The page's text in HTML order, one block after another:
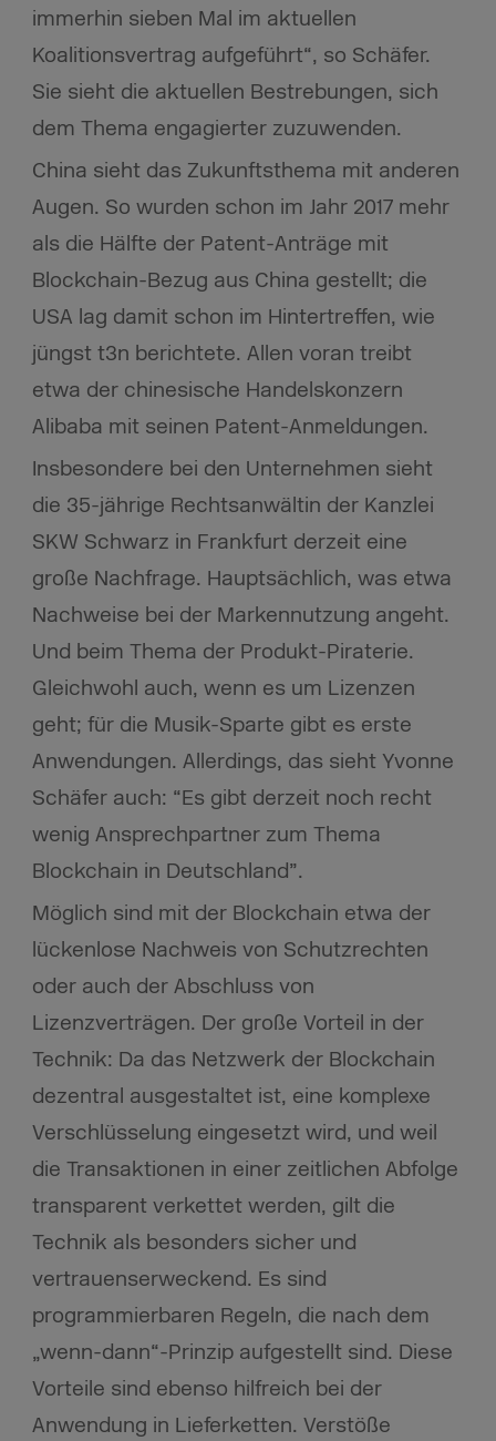
immerhin sieben Mal im aktuellen
Koalitionsvertrag aufgeführt“, so Schäfer.
Sie sieht die aktuellen Bestrebungen, sich
dem Thema engagierter zuzuwenden.
China sieht das Zukunftsthema mit anderen
Augen. So wurden schon im Jahr 2017 mehr
als die Hälfte der Patent-Anträge mit
Blockchain-Bezug aus China gestellt; die
USA lag damit schon im Hintertreffen, wie
jüngst t3n berichtete. Allen voran treibt
etwa der chinesische Handelskonzern
Alibaba mit seinen Patent-Anmeldungen.
Insbesondere bei den Unternehmen sieht
die 35-jährige Rechtsanwältin der Kanzlei
SKW Schwarz in Frankfurt derzeit eine
große Nachfrage. Hauptsächlich, was etwa
Nachweise bei der Markennutzung angeht.
Und beim Thema der Produkt-Piraterie.
Gleichwohl auch, wenn es um Lizenzen
geht; für die Musik-Sparte gibt es erste
Anwendungen. Allerdings, das sieht Yvonne
Schäfer auch: “Es gibt derzeit noch recht
wenig Ansprechpartner zum Thema
Blockchain in Deutschland”.
Möglich sind mit der Blockchain etwa der
lückenlose Nachweis von Schutzrechten
oder auch der Abschluss von
Lizenzverträgen. Der große Vorteil in der
Technik: Da das Netzwerk der Blockchain
dezentral ausgestaltet ist, eine komplexe
Verschlüsselung eingesetzt wird, und weil
die Transaktionen in einer zeitlichen Abfolge
transparent verkettet werden, gilt die
Technik als besonders sicher und
vertrauenserweckend. Es sind
programmierbaren Regeln, die nach dem
„wenn-dann“-Prinzip aufgestellt sind. Diese
Vorteile sind ebenso hilfreich bei der
Anwendung in Lieferketten. Verstöße